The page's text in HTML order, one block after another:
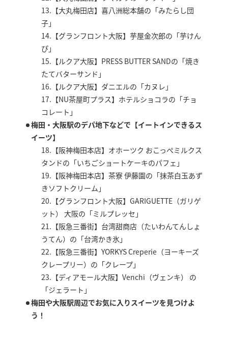
13.【大丸梅田店】喜八洲総本舗の「みたらし団
子」
14.【グランフロント大阪】芋屋金次郎の「芋けん
ぴ」
15.【ルクア大阪】PRESS BUTTER SANDの「焼き
たてバターサンド」
16.【ルクア大阪】ダニエルの「カヌレ」
17.【NU茶屋町プラス】ホテルショコラの「チョ
コレート」
梅田・大阪駅のデパ地下などで【イートインできるス
イーツ】
18.【阪神梅田本店】オホーツク おこっぺミルクス
タンドの「いちごショートケーキのパフェ」
19.【阪神梅田本店】茶寮 伊藤園の「抹茶白玉あず
きソフトクリーム」
20.【グランフロント大阪】GARIGUETTE（ガリゲ
ット） 大阪の「ミルプレッセ」
21.【阪急三番街】台湾甜商店（たいわんてんしょ
うてん）の「台湾かき氷」
22.【阪急三番街】YORKYS Creperie（ヨーキーズ
クレープリー）の「クレープ」
23.【ディアモール大阪】Venchi（ヴェンキ） の
「ジェラート」
梅田や大阪駅周辺でお気に入りスイーツを見つけよ
う！